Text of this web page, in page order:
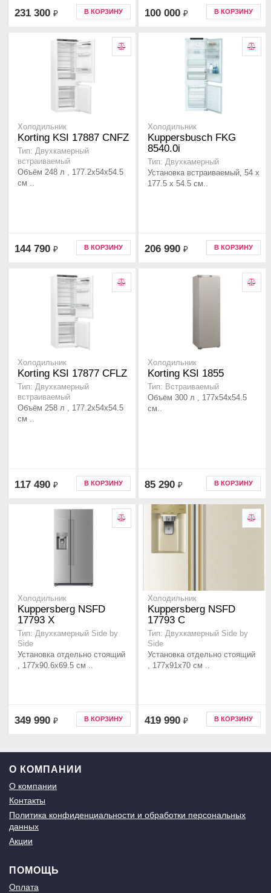
231 300 ₽ В КОРЗИНУ 100 000 ₽ В КОРЗИНУ
Холодильник
Korting KSI 17887 CNFZ
Тип: Двухкамерный
встраиваемый
Объём 248 л , 177.2х54х54.5
см ..
144 790 ₽ В КОРЗИНУ
Холодильник
Kuppersbusch FKG
8540.0i
Тип: Двухкамерный
Установка встраиваемый, 54 x
177.5 x 54.5 cм..
206 990 ₽ В КОРЗИНУ
Холодильник
Korting KSI 17877 CFLZ
Тип: Двухкамерный
встраиваемый
Объём 258 л , 177.2х54х54.5
см ..
117 490 ₽ В КОРЗИНУ
Холодильник
Korting KSI 1855
Тип: Встраиваемый
Объём 300 л , 177x54x54.5
см..
85 290 ₽ В КОРЗИНУ
Холодильник
Kuppersberg NSFD
17793 X
Тип: Двухкамерный Side by
Side
Установка отдельно стоящий
, 177х90.6х69.5 см ..
349 990 ₽ В КОРЗИНУ
Холодильник
Kuppersberg NSFD
17793 C
Тип: Двухкамерный Side by
Side
Установка отдельно стоящий
, 177х91х70 см ..
419 990 ₽ В КОРЗИНУ
О КОМПАНИИ
О компании
Контакты
Политика конфиденциальности и обработки персональных
данных
Акции
ПОМОЩЬ
Оплата